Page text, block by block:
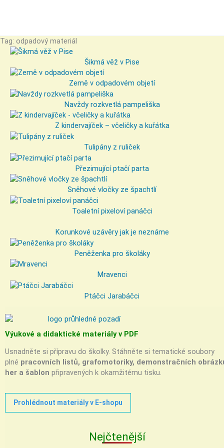
Tag: odpadový materiál
Šikmá věž v Pise
Země v odpadovém objetí
Navždy rozkvetlá pampeliška
Z kindervajíček – včeličky a kuřátka
Tulipány z ruliček
Přezimující ptačí parta
Sněhové vločky ze špachtlí
Toaletní pixeloví panáčci
Korunkové uzávěry jak je neznáme
Peněženka pro školáky
Mravenci
Ptáčci Jarabáčci
Výukové a didaktické materiály v PDF
Usnadněte si přípravu do školky. Stáhněte si tematické soubory
plné pracovních listů, grafomotoriky, demonstračních
her a šablon připravených k okamžitému tisku.
Prohlédnout materiály v E-shopu
Nejčtenější